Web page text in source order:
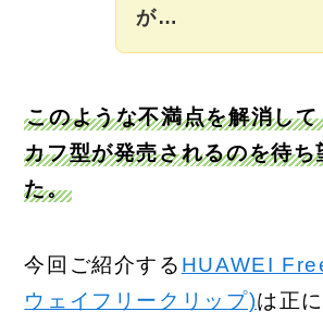
が…
このような不満点を解消し
カフ型が発売されるのを待ち
た。
今回ご紹介する HUAWEI
ウェイフリークリップ)は正